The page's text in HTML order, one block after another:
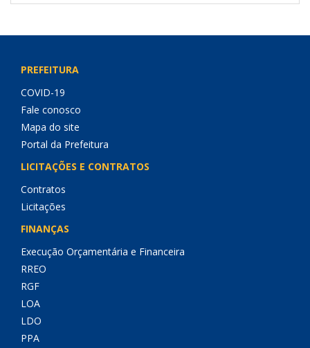
PREFEITURA
COVID-19
Fale conosco
Mapa do site
Portal da Prefeitura
LICITAÇÕES E CONTRATOS
Contratos
Licitações
FINANÇAS
Execução Orçamentária e Financeira
RREO
RGF
LOA
LDO
PPA